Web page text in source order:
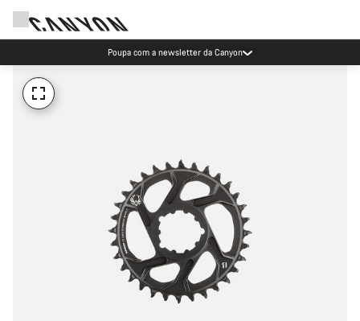
Poupa com a newsletter da Canyon